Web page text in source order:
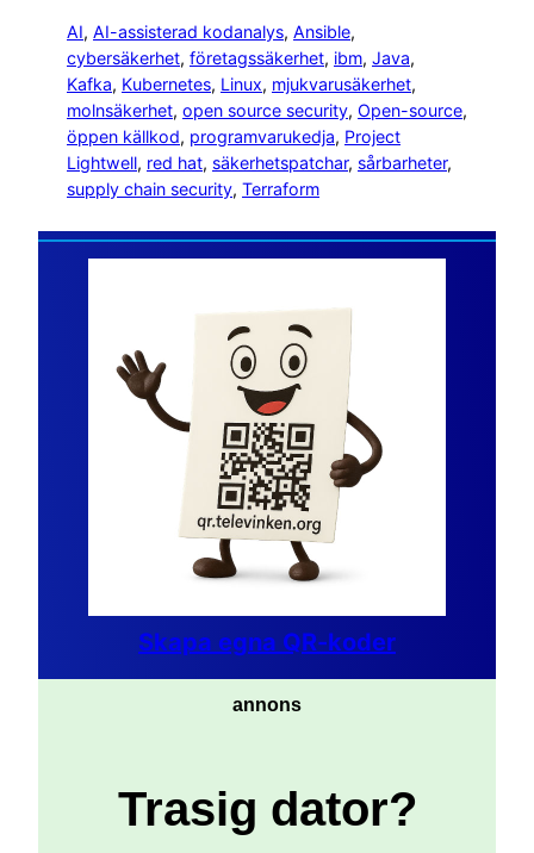
AI, AI-assisterad kodanalys, Ansible
cybersäkerhet, företagssäkerhet, ibm, Java
Kafka, Kubernetes, Linux, mjukvarusäkerhet
molnsäkerhet, open source security, Open-source
öppen källkod, programvarukedja, Project
Lightwell, red hat, säkerhetspatchar, sårbarheter
supply chain security, Terraform
Skapa egna QR-koder
annons
Trasig dator?